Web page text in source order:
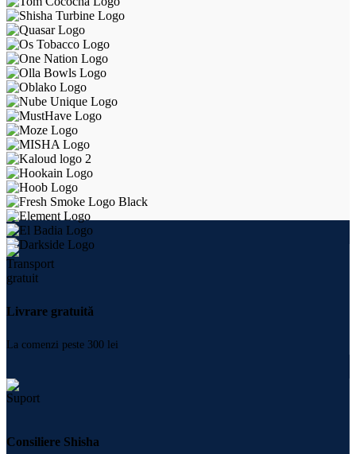
Livrare gratuită
La comenzi peste 300 lei
Consiliere Shisha